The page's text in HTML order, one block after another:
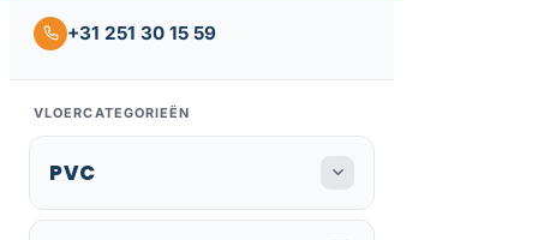
+31 251 30 15 59
VLOERCATEGORIEËN
PVC